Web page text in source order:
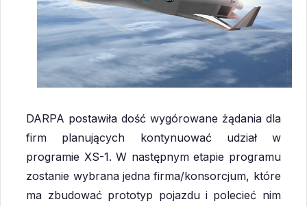
DARPA postawiła dość wygórowane żądania dla
firm planujących kontynuować udział w
programie XS-1. W następnym etapie programu
zostanie wybrana jedna firma/konsorcjum, które
ma zbudować prototyp pojazdu i polecieć nim